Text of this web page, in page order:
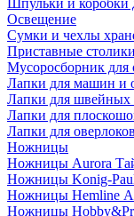
Шпульки и коробки
Освещение
Сумки и чехлы
Приставные столики
Мусоросборник для
Лапки для машин и
Лапки для
Лапки для
Лапки для оверлоков
Ножницы
Ножницы Aurora
Ножницы Konig-
Ножницы Hemline
Ножницы